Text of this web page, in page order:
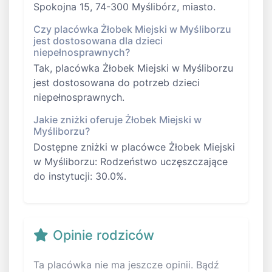
Spokojna 15, 74-300 Myślibórz, miasto.
Czy placówka Żłobek Miejski w Myśliborzu
jest dostosowana dla dzieci
niepełnosprawnych?
Tak, placówka Żłobek Miejski w Myśliborzu
jest dostosowana do potrzeb dzieci
niepełnosprawnych.
Jakie zniżki oferuje Żłobek Miejski w
Myśliborzu?
Dostępne zniżki w placówce Żłobek Miejski
w Myśliborzu: Rodzeństwo uczęszczające
do instytucji: 30.0%.
Opinie rodziców
Ta placówka nie ma jeszcze opinii. Bądź